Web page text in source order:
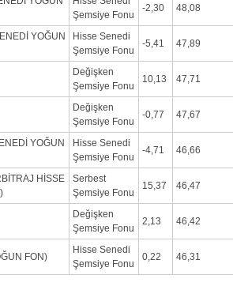
Şemsiye Fonu
-2,30 48,08
YOĞUN
Hisse Senedi
Şemsiye Fonu
-5,41 47,89
Değişken
Şemsiye Fonu
10,13 47,71
Değişken
Şemsiye Fonu
-0,77 47,67
YOĞUN
Hisse Senedi
Şemsiye Fonu
-4,71 46,66
HİSSE
Serbest
Şemsiye Fonu
15,37 46,47
Değişken
Şemsiye Fonu
2,13 46,42
FON)
Hisse Senedi
Şemsiye Fonu
0,22 46,31